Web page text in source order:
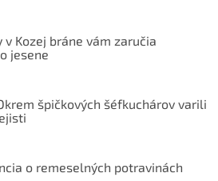
v Kozej bráne vám zaručia
jesene
špičkových šéfkuchárov varili
o remeselných potravinách